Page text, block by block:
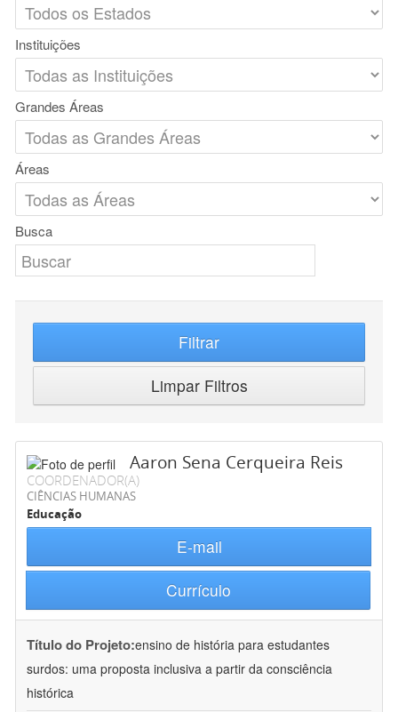
Instituições
Grandes Áreas
Áreas
Busca
Filtrar
Limpar Filtros
Aaron Sena Cerqueira Reis
COORDENADOR(A)
CIÊNCIAS HUMANAS
Educação
E-mail
Currículo
Título do Projeto:ensino de história para estudantes
surdos: uma proposta inclusiva a partir da consciência
histórica